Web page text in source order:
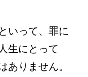
いって、罪に
生にとって
ありません。